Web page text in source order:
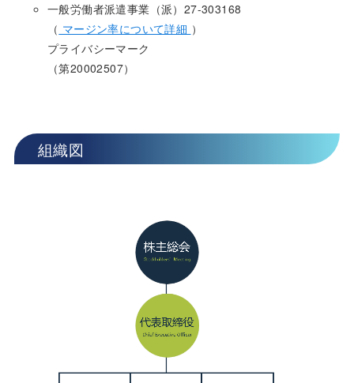
一般労働者派遣事業（派）27-303168
（ マージン率について詳細 ）
プライバシーマーク
（第20002507）
組織図